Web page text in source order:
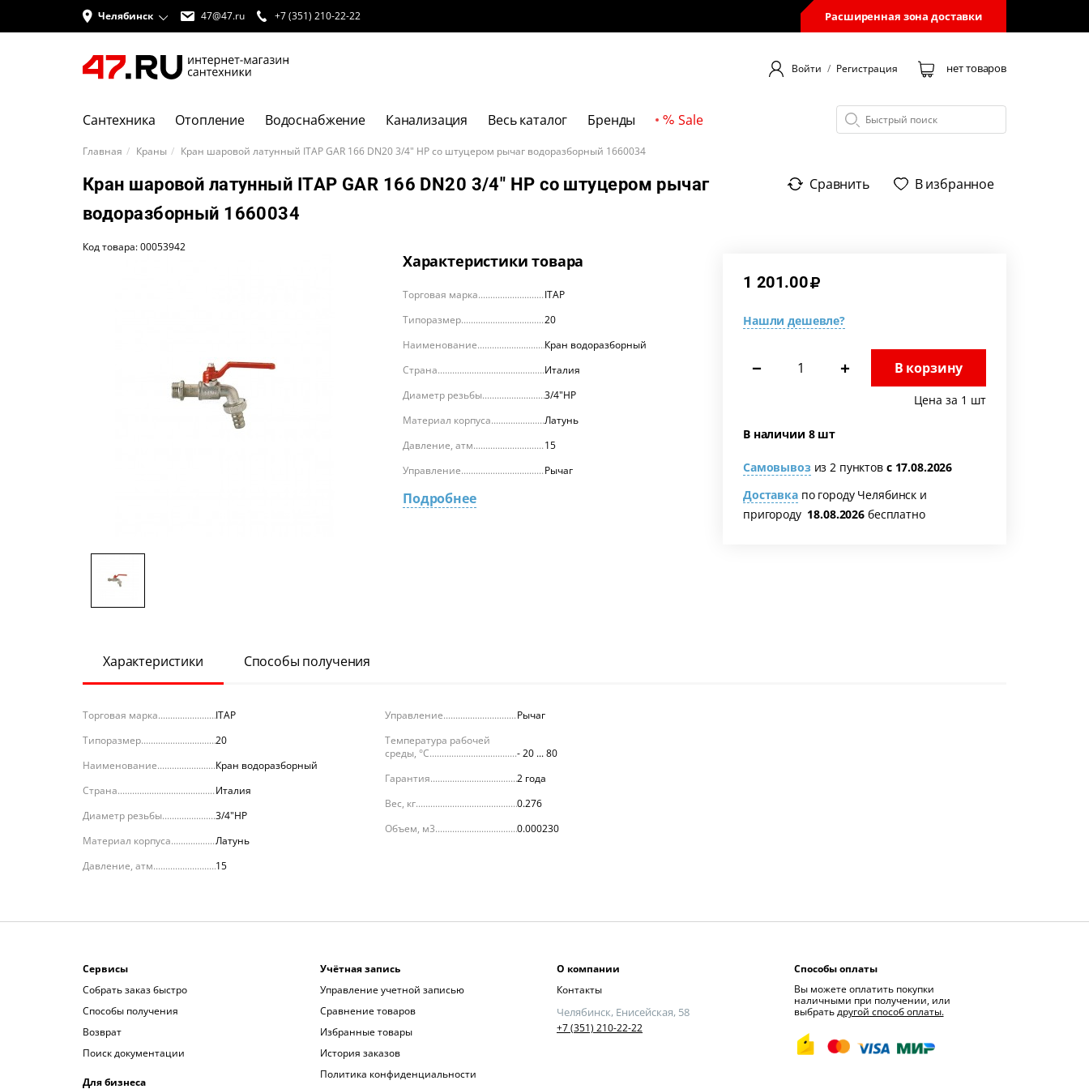
Челябинск 47@47.ru +7 (351) 210-22-22 Расширенная зона доставки
Войти / Регистрация нет товаров
Сантехника Отопление Водоснабжение Канализация Весь каталог Бренды Sale
Главная Краны Кран шаровой латунный ITAP GAR 166 DN20 3/4" НР со штуцером рычаг водоразборный 1660034
Кран шаровой латунный ITAP GAR 166 DN20 3/4" НР со штуцером рычаг
водоразборный 1660034
Сравнить В избранное
Код товара: 00053942
Характеристики товара
Торговая марка
ITAP
Типоразмер
20
Наименование
Кран водоразборный
Страна
Италия
Диаметр резьбы
3/4"НР
Материал корпуса
Латунь
Давление, атм.
15
Управление
Рычаг
Подробнее
1 201.00
Нашли дешевле?
− + В корзину
Цена за 1 шт
В наличии 8 шт
Самовывоз из 2 пунктов с 17.08.2026
Доставкапо городу Челябинск и
пригороду 18.08.2026 бесплатно
Характеристики Способы получения
Торговая марка
ITAP
Типоразмер
20
Наименование
Кран водоразборный
Страна
Италия
Диаметр резьбы
3/4"НР
Материал корпуса
Латунь
Давление, атм.
15
Управление
Рычаг
Температура рабочей
среды, °С
- 20 ... 80
Гарантия
2 года
Вес, кг
0.276
Объем, м3
0.000230
Сервисы
Собрать заказ быстро
Способы получения
Возврат
Поиск документации
Для бизнеса
Учётная запись
Управление учетной записью
Сравнение товаров
Избранные товары
История заказов
Политика конфиденциальности
О компании
Контакты
Челябинск, Енисейская, 58
+7 (351) 210-22-22
Способы оплаты
Вы можете оплатить покупки
наличными при получении, или
выбратьдругой способ оплаты.